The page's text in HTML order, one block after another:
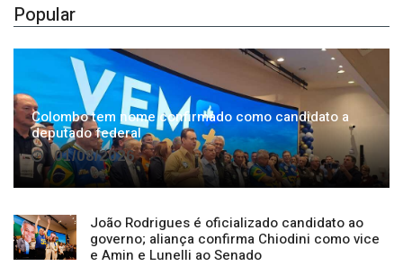
Popular
Colombo tem nome confirmado como candidato a
deputado federal
01/08/2026
João Rodrigues é oficializado candidato ao
governo; aliança confirma Chiodini como vice
e Amin e Lunelli ao Senado